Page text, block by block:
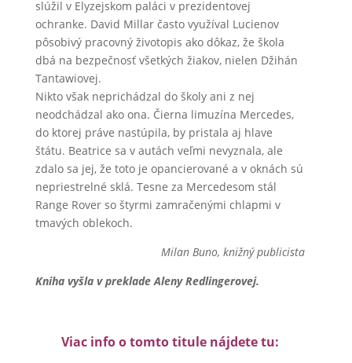
slúžil v Elyzejskom paláci v prezidentovej
ochranke. David Millar často využíval Lucienov
pôsobivý pracovný životopis ako dôkaz, že škola
dbá na bezpečnosť všetkých žiakov, nielen Džihán
Tantawiovej.
Nikto však neprichádzal do školy ani z nej
neodchádzal ako ona. Čierna limuzína Mercedes,
do ktorej práve nastúpila, by pristala aj hlave
štátu. Beatrice sa v autách veľmi nevyznala, ale
zdalo sa jej, že toto je opancierované a v oknách sú
nepriestrelné sklá. Tesne za Mercedesom stál
Range Rover so štyrmi zamračenými chlapmi v
tmavých oblekoch.
Milan Buno, knižný publicista
Kniha vyšla v preklade Aleny Redlingerovej.
Viac info o tomto titule nájdete tu: